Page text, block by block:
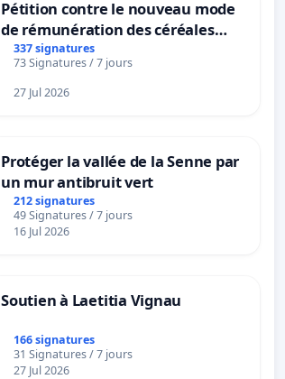
Pétition contre le nouveau mode
de rémunération des céréales
panifiables de Swiss granum basé
sur la teneur en protéines
337 signatures
73 Signatures / 7 jours
27 Jul 2026
Protéger la vallée de la Senne par
un mur antibruit vert
212 signatures
49 Signatures / 7 jours
16 Jul 2026
Soutien à Laetitia Vignau
166 signatures
31 Signatures / 7 jours
27 Jul 2026